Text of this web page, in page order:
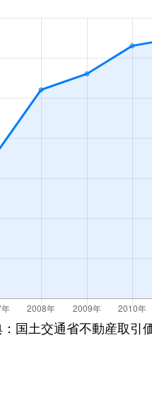
国土交通省不動産取引